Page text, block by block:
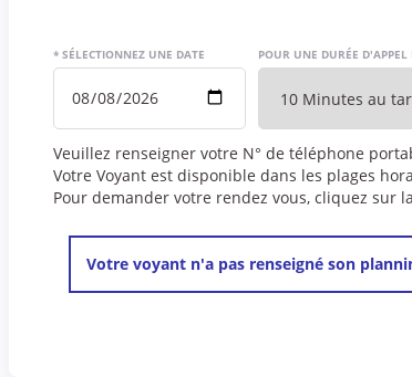
* SÉLECTIONNEZ UNE DATE POUR UNE DURÉE D'APPEL
Veuillez renseigner votre N° de téléphone
Votre Voyant est disponible dans les plages
Pour demander votre rendez vous, cliquez sur
Votre voyant n'a pas renseigné son